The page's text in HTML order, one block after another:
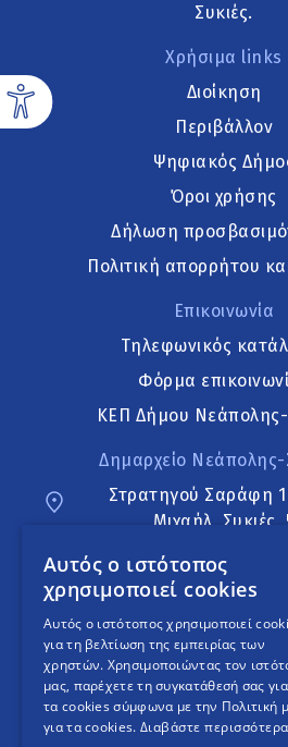
Συκιές.
Χρήσιμα links
Διοίκηση
Περιβάλλον
Ψηφιακός
Όροι χρήσης
Δήλωση
Πολιτική απορρήτου
Επικοινωνία
Τηλεφωνικός
Φόρμα
ΚΕΠ Δήμου
Δημαρχείο
Στρατηγού Σαράφη
Μιχαήλ, Συκιές,
Ακολουθήστε
English Version
An
Αυτός ο ιστότοπος
χρησιμοποιεί cookies
Αυτός ο ιστότοπος χρησιμοποιεί
για τη βελτίωση της εμπειρίας των
χρηστών. Χρησιμοποιώντας τον
μας, παρέχετε τη συγκατάθεσή σας
τα cookies σύμφωνα με την Πολιτική
για τα cookies. Διαβάστε περισσότερα